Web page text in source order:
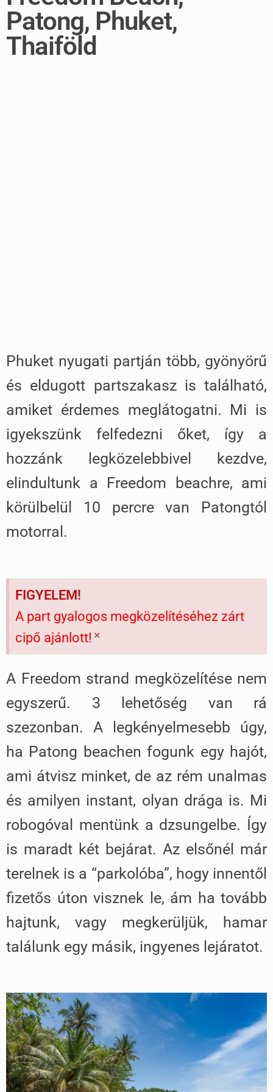
Patong, Phuket,
Thaiföld
Phuket nyugati partján több, gyönyörű
és eldugott partszakasz is található,
amiket érdemes meglátogatni. Mi is
igyekszünk felfedezni őket, így a
hozzánk legközelebbivel kezdve,
elindultunk a Freedom beachre, ami
körülbelül 10 percre van Patongtól
motorral.
FIGYELEM!
A part gyalogos megközelítéséhez zárt
cipő ajánlott! ×
A Freedom strand megközelítése nem
egyszerű. 3 lehetőség van rá
szezonban. A legkényelmesebb úgy,
ha Patong beachen fogunk egy hajót,
ami átvisz minket, de az rém unalmas
és amilyen instant, olyan drága is. Mi
robogóval mentünk a dzsungelbe. Így
is maradt két bejárat. Az elsőnél már
terelnek is a “parkolóba”, hogy innentől
fizetős úton visznek le, ám ha tovább
hajtunk, vagy megkerüljük, hamar
találunk egy másik, ingyenes lejáratot.